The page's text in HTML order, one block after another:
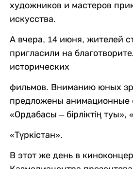
художников и мастеров
искусства.
А вчера, 14 июня, жителей
пригласили на
исторических
фильмов. Вниманию юных
предложены анимационные
«Ордабасы – бірліктің туы»,
«Түркістан».
В этот же день в